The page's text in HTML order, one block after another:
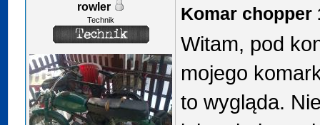
rowler
Technik Komar chopper
Witam, pod
mojego
to wygląda.